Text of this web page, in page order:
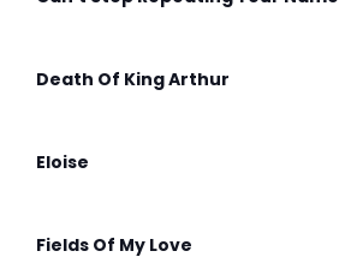
Death Of King Arthur
Eloise
Fields Of My Love